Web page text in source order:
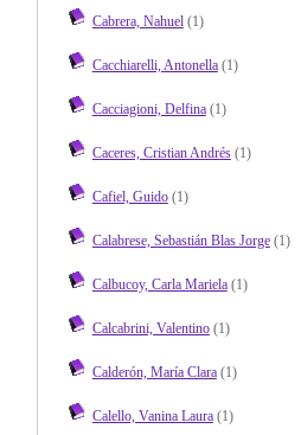
Cabrera, Nahuel(1)
Cacchiarelli, Antonella(1)
Cacciagioni, Delfina(1)
Caceres, Cristian Andrés(1)
Cafiel, Guido(1)
Calabrese, Sebastián Blas Jorge(1)
Calbucoy, Carla Mariela(1)
Calcabrini, Valentino(1)
Calderón, María Clara(1)
Calello, Vanina Laura(1)